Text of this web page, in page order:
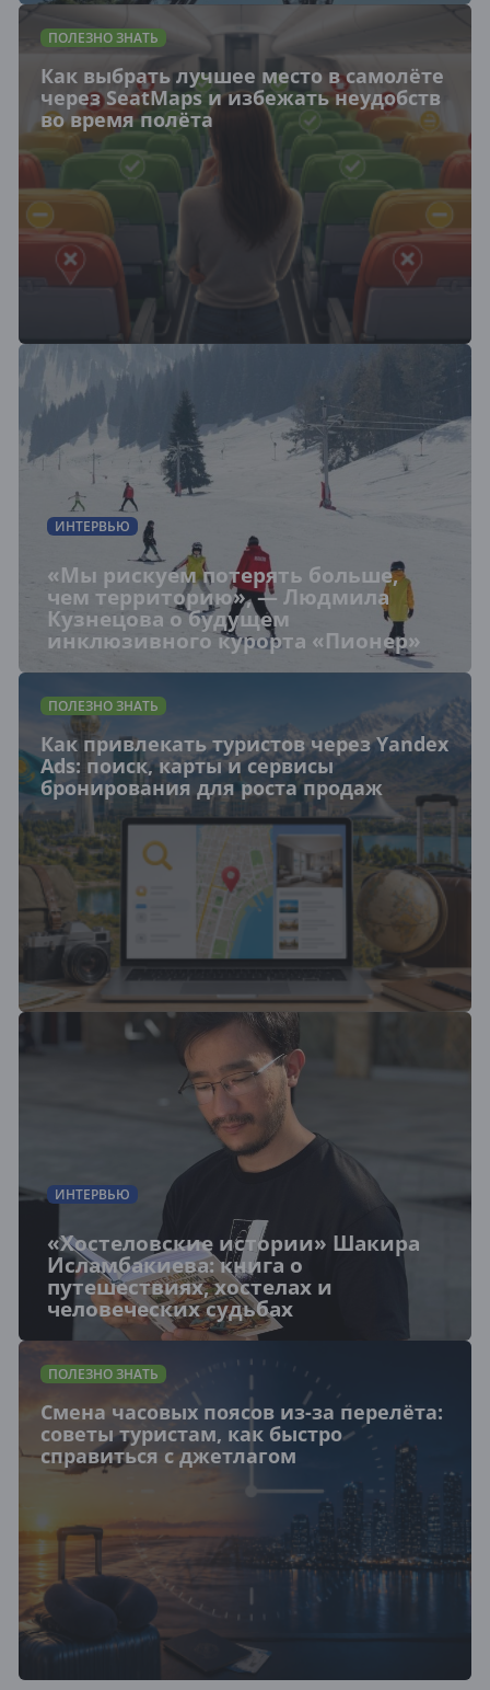
ПОЛЕЗНО ЗНАТЬ
Как выбрать лучшее место в самолёте
через SeatMaps и избежать неудобств
во время полёта
ИНТЕРВЬЮ
«Мы рискуем потерять больше,
чем территорию», — Людмила
Кузнецова о будущем
инклюзивного курорта «Пионер»
ПОЛЕЗНО ЗНАТЬ
Как привлекать туристов через Yandex
Ads: поиск, карты и сервисы
бронирования для роста продаж
ИНТЕРВЬЮ
«Хостеловские истории» Шакира
Исламбакиева: книга о
путешествиях, хостелах и
человеческих судьбах
ПОЛЕЗНО ЗНАТЬ
Смена часовых поясов из-за перелёта:
советы туристам, как быстро
справиться с джетлагом